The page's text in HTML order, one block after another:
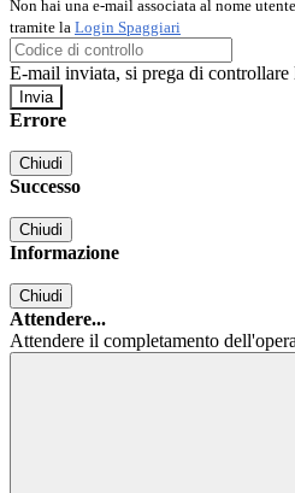
Non hai una e-mail associata al nome
tramite la Login Spaggiari
E-mail inviata, si prega di controllare
Errore
Chiudi
Successo
Chiudi
Informazione
Chiudi
Attendere...
Attendere il completamento